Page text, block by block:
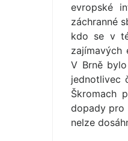
evropské
záchranné
kdo se v
zajímavých
V Brně
jednotlivec
Škromach
dopady pro
nelze